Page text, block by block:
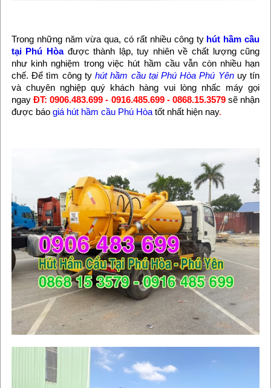
Trong những năm vừa qua, có rất nhiều công ty hút hầm cầu
tại Phú Hòa được thành lập, tuy nhiên về chất lượng cũng
như kinh nghiệm trong việc hút hầm cầu vẫn còn nhiều hạn
chế. Để tìm công tyhút hầm cầu tại Phú Hòa Phú Yên uy tín
và chuyên nghiệp quý khách hàng vui lòng nhấc máy gọi
ngay ĐT: 0906.483.699 - 0916.485.699 - 0868.15.3579 sẽ nhận
được báo giá hút hầm cầu Phú Hòa tốt nhất hiện nay.